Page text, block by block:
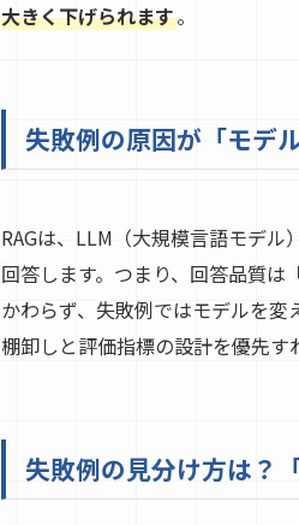
大きく下げられます。
失敗例の原因が「モデ
RAGは、LLM（大規模言語モデ
回答します。つまり、回答品質
かわらず、失敗例ではモデルを
棚卸しと評価指標の設計を優先す
失敗例の見分け方は？